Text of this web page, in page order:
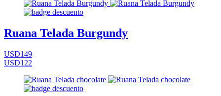
Ruana Telada Burgundy
USD149
USD122